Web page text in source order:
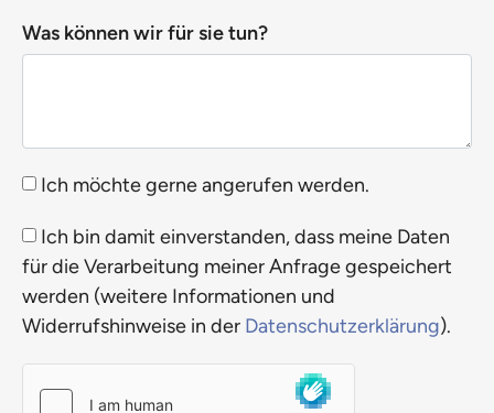
Was können wir für sie tun?
Ich möchte gerne angerufen werden.
Ich bin damit einverstanden, dass meine Daten
für die Verarbeitung meiner Anfrage gespeichert
werden (weitere Informationen und
Widerrufshinweise in der Datenschutzerklärung).